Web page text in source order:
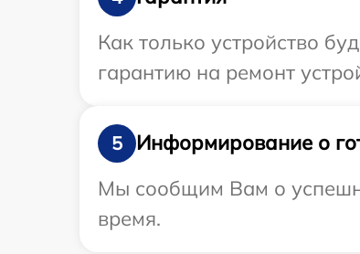
Как только устройство
гарантию на ремонт
5
Информирование о
Мы сообщим Вам о
время.